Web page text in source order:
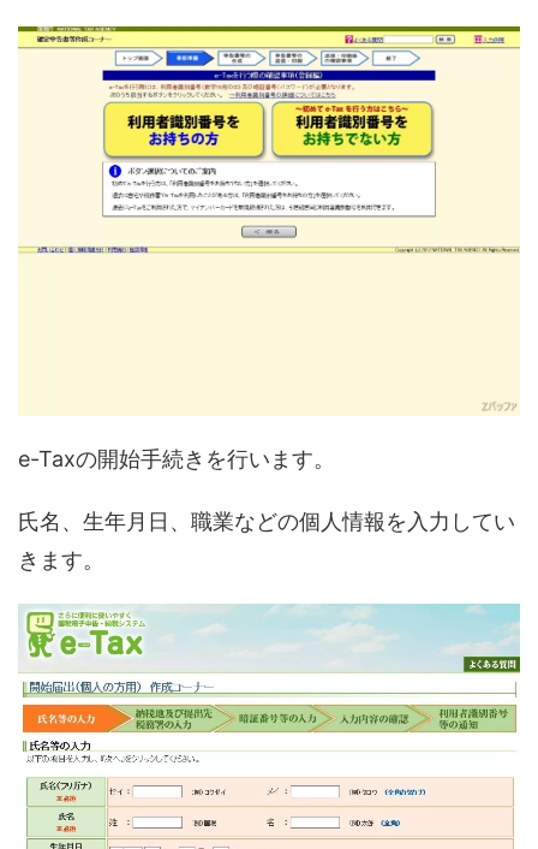
e-Taxの開始手続きを行います。
氏名、生年月日、職業などの個人情報を入力してい
きます。